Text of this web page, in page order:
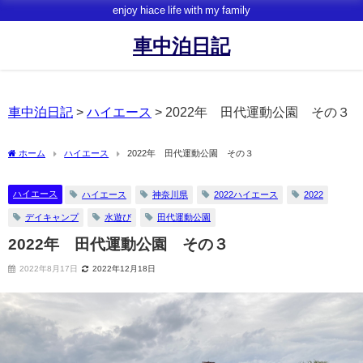
enjoy hiace life with my family
車中泊日記
車中泊日記 > ハイエース > 2022年 田代運動公園 その３
ホーム ハイエース 2022年 田代運動公園 その３
ハイエース ハイエース 神奈川県 2022ハイエース 2022
デイキャンプ 水遊び 田代運動公園
2022年 田代運動公園 その３
2022年8月17日 2022年12月18日